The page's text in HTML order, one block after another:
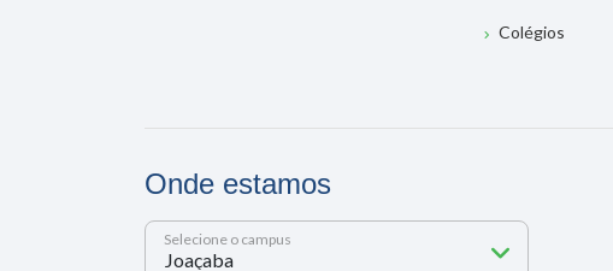
Colégios
Onde estamos
Selecione o campus